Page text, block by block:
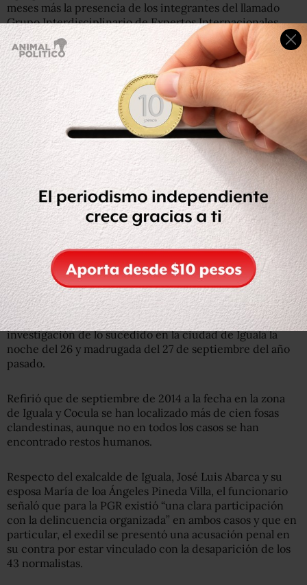
meses más la presencia de los integrantes del llamado
Grupo Interdisciplinario de Expertos Internacionales
(GIEI), no significa que en ese tiempo se cerrará la
investigación
de este caso.
El subprocuradorapuntó que no hay ningún elemento
para que el Ministerio Público Federal lleve a cabo
inspecciones a instalaciones militares como parte de la
investigación de lo sucedido en la ciudad de Iguala la
noche del 26 y madrugada del 27 de septiembre del año
pasado.
Refirió que de septiembre de 2014 a la fecha en la zona
de Iguala y Cocula se han localizado más de cien fosas
clandestinas, aunque no en todos los casos se han
encontrado restos humanos.
Respecto del exalcalde de Iguala, José Luis Abarca y su
esposa María de loa Ángeles Pineda Villa, el funcionario
señaló que para la PGR existió “una clara participación
con la delincuencia organizada” en ambos casos y que en
particular, el exedil se presentó una acusación penal en
su contra por estar vinculado con la desaparición de los
43 normalistas.